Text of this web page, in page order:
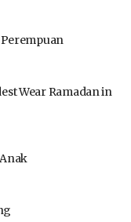
Perempuan
Wear Ramadan in